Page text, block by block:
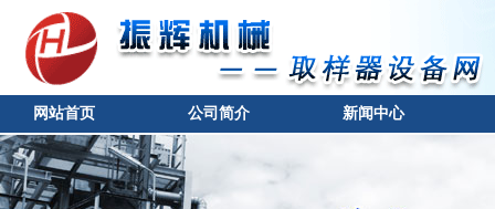
网站首页 公司简介 新闻中心